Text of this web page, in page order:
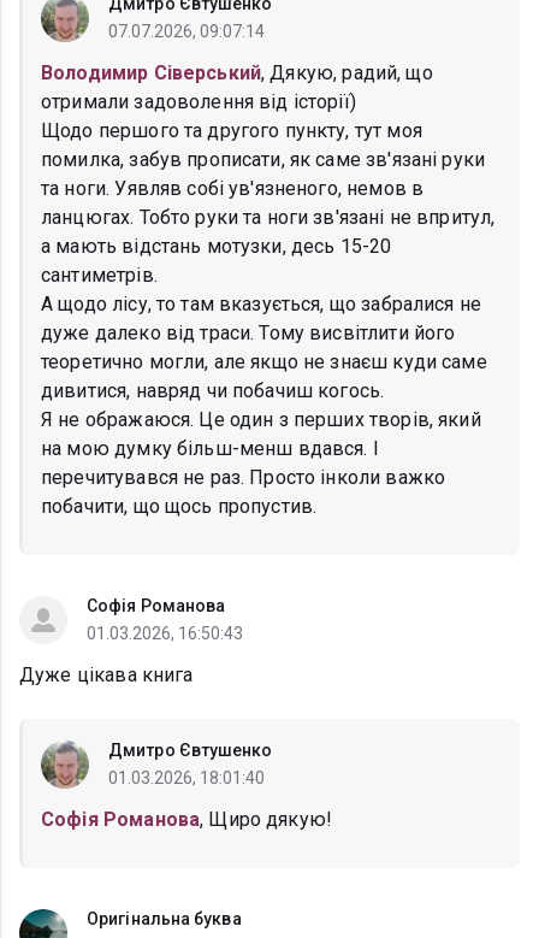
07.07.2026, 09:07:14
Володимир Сіверський, Дякую, радий, що
отримали задоволення від історії)
Щодо першого та другого пункту, тут моя
помилка, забув прописати, як саме зв'язані руки
та ноги. Уявляв собі ув'язненого, немов в
ланцюгах. Тобто руки та ноги зв'язані не впритул,
а мають відстань мотузки, десь 15-20
сантиметрів.
А щодо лісу, то там вказується, що забралися не
дуже далеко від траси. Тому висвітлити його
теоретично могли, але якщо не знаєш куди саме
дивитися, навряд чи побачиш когось.
Я не ображаюся. Це один з перших творів, який
на мою думку більш-менш вдався. І
перечитувався не раз. Просто інколи важко
побачити, що щось пропустив.
Софія Романова
01.03.2026, 16:50:43
Дуже цікава книга
Дмитро Євтушенко
01.03.2026, 18:01:40
Софія Романова, Щиро дякую!
Оригінальна буква